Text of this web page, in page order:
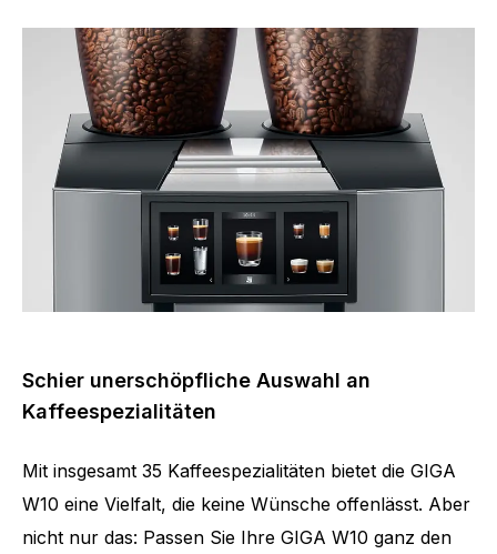
Schier unerschöpfliche Auswahl an
Kaffeespezialitäten
Mit insgesamt 35 Kaffeespezialitäten bietet die GIGA
W10 eine Vielfalt, die keine Wünsche offenlässt. Aber
nicht nur das: Passen Sie Ihre GIGA W10 ganz den